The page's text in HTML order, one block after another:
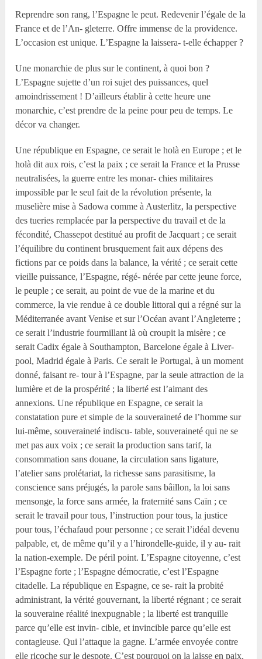
Reprendre son rang, l’Espagne le peut. Redevenir l’égale de la
France et de l’An- gleterre. Offre immense de la providence.
L’occasion est unique. L’Espagne la laissera- t-elle échapper ?
Une monarchie de plus sur le continent, à quoi bon ?
L’Espagne sujette d’un roi sujet des puissances, quel
amoindrissement ! D’ailleurs établir à cette heure une
monarchie, c’est prendre de la peine pour peu de temps. Le
décor va changer.
Une république en Espagne, ce serait le holà en Europe ; et le
holà dit aux rois, c’est la paix ; ce serait la France et la Prusse
neutralisées, la guerre entre les monar- chies militaires
impossible par le seul fait de la révolution présente, la
muselière mise à Sadowa comme à Austerlitz, la perspective
des tueries remplacée par la perspective du travail et de la
fécondité, Chassepot destitué au profit de Jacquart ; ce serait
l’équilibre du continent brusquement fait aux dépens des
fictions par ce poids dans la balance, la vérité ; ce serait cette
vieille puissance, l’Espagne, régé- nérée par cette jeune force,
le peuple ; ce serait, au point de vue de la marine et du
commerce, la vie rendue à ce double littoral qui a régné sur la
Méditerranée avant Venise et sur l’Océan avant l’Angleterre ;
ce serait l’industrie fourmillant là où croupit la misère ; ce
serait Cadix égale à Southampton, Barcelone égale à Liver-
pool, Madrid égale à Paris. Ce serait le Portugal, à un moment
donné, faisant re- tour à l’Espagne, par la seule attraction de la
lumière et de la prospérité ; la liberté est l’aimant des
annexions. Une république en Espagne, ce serait la
constatation pure et simple de la souveraineté de l’homme sur
lui-même, souveraineté indiscu- table, souveraineté qui ne se
met pas aux voix ; ce serait la production sans tarif, la
consommation sans douane, la circulation sans ligature,
l’atelier sans prolétariat, la richesse sans parasitisme, la
conscience sans préjugés, la parole sans bâillon, la loi sans
mensonge, la force sans armée, la fraternité sans Caïn ; ce
serait le travail pour tous, l’instruction pour tous, la justice
pour tous, l’échafaud pour personne ; ce serait l’idéal devenu
palpable, et, de même qu’il y a l’hirondelle-guide, il y au- rait
la nation-exemple. De péril point. L’Espagne citoyenne, c’est
l’Espagne forte ; l’Espagne démocratie, c’est l’Espagne
citadelle. La république en Espagne, ce se- rait la probité
administrant, la vérité gouvernant, la liberté régnant ; ce serait
la souveraine réalité inexpugnable ; la liberté est tranquille
parce qu’elle est invin- cible, et invincible parce qu’elle est
contagieuse. Qui l’attaque la gagne. L’armée envoyée contre
elle ricoche sur le despote. C’est pourquoi on la laisse en paix.